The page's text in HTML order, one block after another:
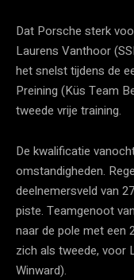
Dat Porsche sterk
Laurens Vanthoor
het snelst tijdens de
Preining (Küs Team
tweede vrije training.
De kwalificatie
omstandigheden.
deelnemersveld van
piste. Teamgenoot
naar de pole met een
zich als tweede, voor
Winward).